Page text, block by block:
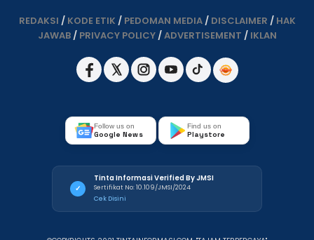
REDAKSI / KODE ETIK / PEDOMAN MEDIA/ DISCLAIMER / HAK
JAWAB/ PRIVACY POLICY/ADVERTISEMENT / IKLAN
Follow us on
Google News
Find us on
Playstore
✓
Tinta Informasi Verified By JMSI
Sertifikat No: 10.109/JMSI/2024
Cek Disini